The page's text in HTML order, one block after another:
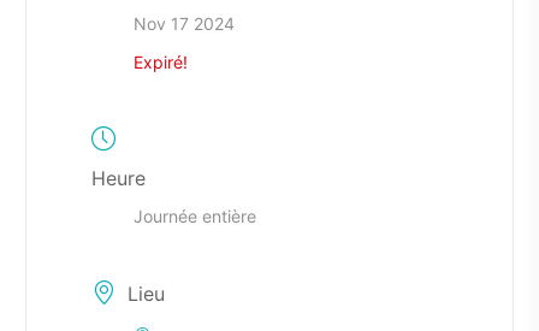
Nov 17 2024
Expiré!
Heure
Journée entière
Lieu